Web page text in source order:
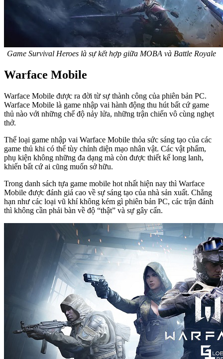
Game Survival Heroes là sự kết hợp giữa MOBA và Battle Royale
Warface Mobile
Warface Mobile được ra đời từ sự thành công của phiên bản PC.
Warface Mobile là game nhập vai hành động thu hút bất cứ game
thủ nào với những chế độ nảy lửa, những trận chiến vô cùng nghẹt
thở.
Thể loại game nhập vai Warface Mobile thỏa sức sáng tạo của các
game thủ khi có thể tùy chỉnh diện mạo nhân vật. Các vật phẩm,
phụ kiện không những đa dạng mà còn được thiết kế long lanh,
khiến bất cứ ai cũng muốn sở hữu.
Trong danh sách tựa game mobile hot nhất hiện nay thì Warface
Mobile được đánh giá cao về sự sáng tạo của nhà sản xuất. Chẳng
hạn như các loại vũ khí không kém gì phiên bản PC, các trận đánh
thì không cần phải bàn về độ “thật” và sự gây cấn.